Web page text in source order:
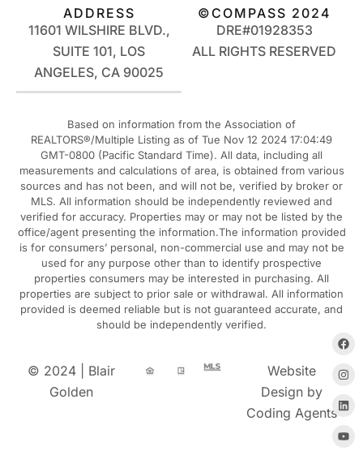
ADDRESS
11601 WILSHIRE BLVD.,
SUITE 101, LOS
ANGELES, CA 90025
©COMPASS 2024
DRE#01928353
ALL RIGHTS RESERVED
Based on information from the Association of
REALTORS®/Multiple Listing as of Tue Nov 12 2024 17:04:49
GMT-0800 (Pacific Standard Time). All data, including all
measurements and calculations of area, is obtained from various
sources and has not been, and will not be, verified by broker or
MLS. All information should be independently reviewed and
verified for accuracy. Properties may or may not be listed by the
office/agent presenting the information.The information provided
is for consumers’ personal, non-commercial use and may not be
used for any purpose other than to identify prospective
properties consumers may be interested in purchasing. All
properties are subject to prior sale or withdrawal. All information
provided is deemed reliable but is not guaranteed accurate, and
should be independently verified.
© 2024 | Blair
Golden
Website
Design by
Coding Agents